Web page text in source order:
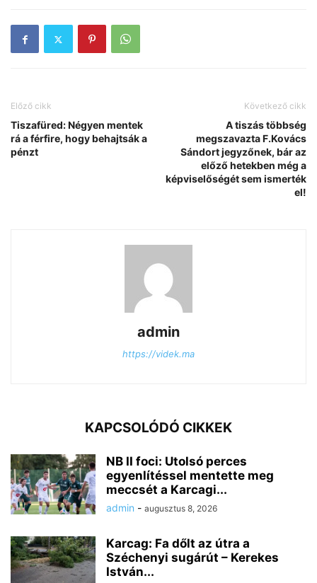
Előző cikk
Tiszafüred: Négyen mentek
rá a férfire, hogy behajtsák a
pénzt
Következő cikk
A tiszás többség
megszavazta F.Kovács
Sándort jegyzőnek, bár az
előző hetekben még a
képviselőségét sem ismerték
el!
admin
https://videk.ma
KAPCSOLÓDÓ CIKKEK
NB II foci: Utolsó perces
egyenlítéssel mentette meg
meccsét a Karcagi...
admin - augusztus 8, 2026
Karcag: Fa dőlt az útra a
Széchenyi sugárút – Kerekes
István...